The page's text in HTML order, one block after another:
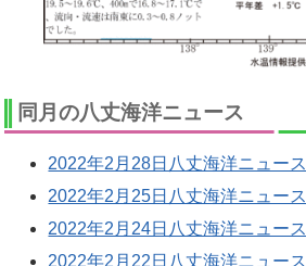
同月の八丈海洋ニュース
2022年2月28日八丈海洋ニュース
2022年2月25日八丈海洋ニュース
2022年2月24日八丈海洋ニュース
2022年2月22日八丈海洋ニュース